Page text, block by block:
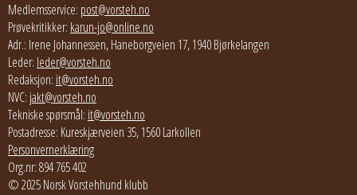
Medlemsservice: post@vorsteh.no
Prøvekritikker: karun-jo@online.no
Adr.: Irene Johannessen, Haneborgveien 17, 1940 Bjørkelangen
Leder: leder@vorsteh.no
Redaksjon: it@vorsteh.no
NVC: jakt@vorsteh.no
Tekniske spørsmål: it@vorsteh.no
Postadresse: Kureskjærveien 35, 1560 Larkollen
Personvernerklæring
Org.nr: 894 765 402
© 2025 Norsk Vorstehhund klubb